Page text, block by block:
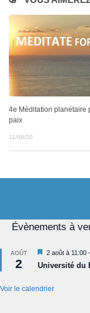
4e Méditation planétaire
paix
11/09/20
Évènements à
AOÛT
2
Mis
en
avant
2 août à 11:00 -
Université du
Voir le calendrier